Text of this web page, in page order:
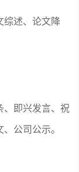
综述、论文降
、即兴发言、祝
公司公示。